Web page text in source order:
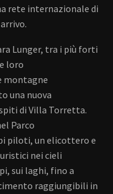
rete internazionale di
Lunger, tra i più forti
loro
montagne
una nuova
di Villa Torretta.
Parco
piloti, un elicottero e
nei cieli
sui laghi, fino a
raggiungibili in